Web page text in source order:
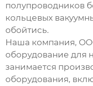
полупроводников
кольцевых
обойтись.
Наша компания,
оборудование для
занимается
оборудования,